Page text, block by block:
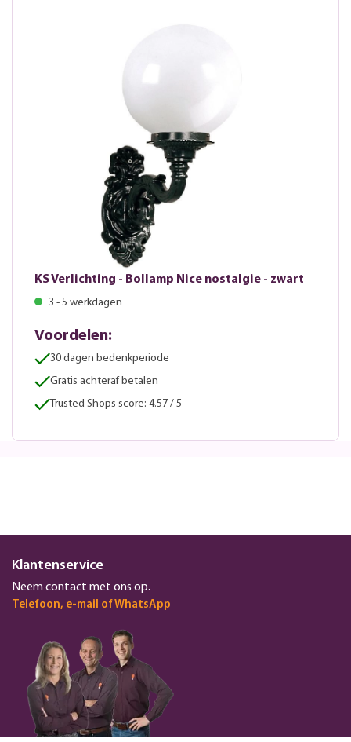
KS Verlichting - Bollamp Nice nostalgie - zwart
3 - 5 werkdagen
Voordelen:
30 dagen bedenkperiode
Gratis achteraf betalen
Trusted Shops score: 4.57 / 5
Klantenservice
Neem contact met ons op.
Telefoon, e-mail of WhatsApp